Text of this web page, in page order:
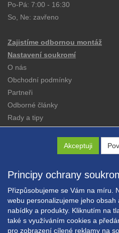
Akceptuji
Principy ochrany
Přizpůsobujeme se Vám na míru.
webu personalizujeme jeho
nabídky a produkty. Kliknutím na
také s využíváním cookies a
pro zobrazení cílené reklamy na
Po-Pá: 7:00 - 16:30
So, Ne: zavřeno
Zajistíme odbornou montáž
Nastavení soukromí
O nás
Obchodní podmínky
Partneři
Odborné články
Rady a tipy
Copyright ©